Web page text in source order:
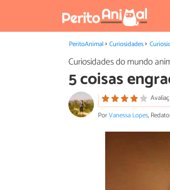
PeritoAnimal Curiosidades
Curiosidades do mundo
5 coisas
PorVanessa Lopes,